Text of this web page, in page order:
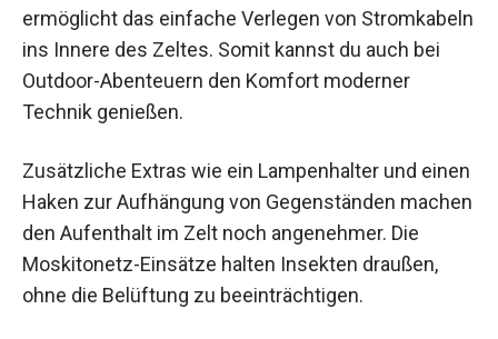
ermöglicht das einfache Verlegen von Stromkabeln
ins Innere des Zeltes. Somit kannst du auch bei
Outdoor-Abenteuern den Komfort moderner
Technik genießen.
Zusätzliche Extras wie ein Lampenhalter und einen
Haken zur Aufhängung von Gegenständen machen
den Aufenthalt im Zelt noch angenehmer. Die
Moskitonetz-Einsätze halten Insekten draußen,
ohne die Belüftung zu beeinträchtigen.